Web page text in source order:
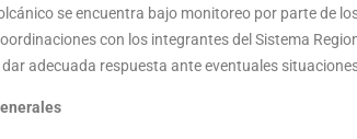
se encuentra bajo monitoreo por parte de
con los integrantes del Sistema
adecuada respuesta ante eventuales